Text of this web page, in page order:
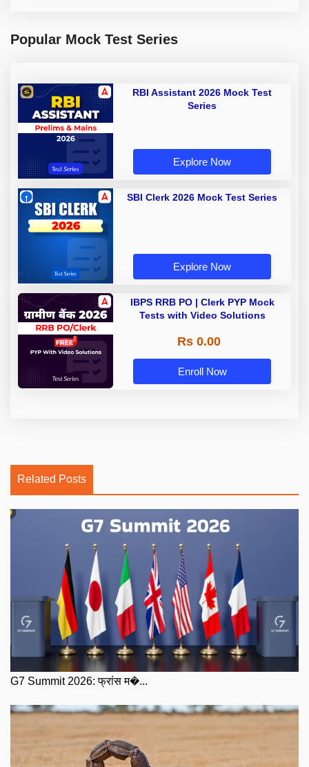
Popular Mock Test Series
RBI Assistant 2026 Mock Test
Series
Explore Now
SBI Clerk 2026 Mock Test Series
Explore Now
IBPS RRB PO | Clerk PYP Mock
Tests with Video Solutions
Rs 0.00
Enroll Now
Related Posts
G7 Summit 2026: फ्रांस म�...